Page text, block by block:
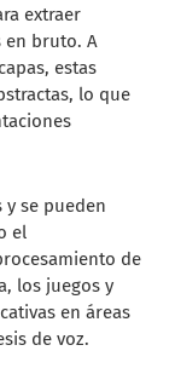
extraer
en bruto. A
estas
lo que
y se pueden
el
de
los juegos y
en áreas
de voz.